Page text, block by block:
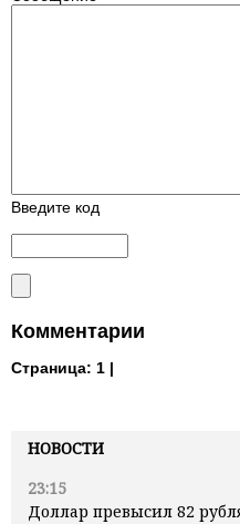
НОВОСТИ
23:15
Доллар превысил 82
Введите код
Комментарии
Страница: 1 |